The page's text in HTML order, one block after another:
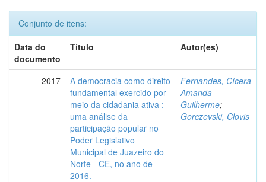
Conjunto de itens:
Data do
documento
Título Autor(es)
2017
A democracia como direito
fundamental exercido por
meio da cidadania ativa :
uma análise da
participação popular no
Poder Legislativo
Municipal de Juazeiro do
Norte - CE, no ano de
2016.
Fernandes, Cícera
Amanda
Guilherme;
Gorczevski, Clovis